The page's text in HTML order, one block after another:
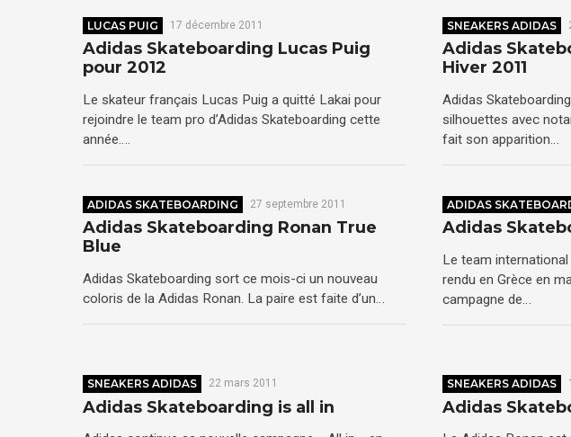
LUCAS PUIG 17 décembre 2011
Adidas Skateboarding Lucas Puig
pour 2012
Le skateur français Lucas Puig a quitté Lakai pour
rejoindre le team pro d’Adidas Skateboarding cette
année….
SNEAKERS ADIDAS
Adidas
Hiver 2011
Adidas
silhouettes avec
fait son apparition…
ADIDAS SKATEBOARDING 27 septembre 2011
Adidas Skateboarding Ronan True
Blue
Adidas Skateboarding sort ce mois-ci un nouveau
coloris de la Adidas Ronan. La paire est faite d’un…
ADIDAS
Adidas
Le team
rendu en Grèce en
campagne de…
SNEAKERS ADIDAS 22 mars 2011
Adidas Skateboarding is all in
SNEAKERS ADIDAS
Adidas